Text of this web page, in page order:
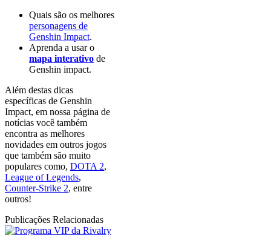
Quais são os melhores
personagens de
Genshin Impact.
Aprenda a usar o
mapa interativo de
Genshin impact.
Além destas dicas
específicas de Genshin
Impact, em nossa página de
notícias você também
encontra as melhores
novidades em outros jogos
que também são muito
populares como, DOTA 2,
League of Legends,
Counter-Strike 2, entre
outros!
Publicações Relacionadas